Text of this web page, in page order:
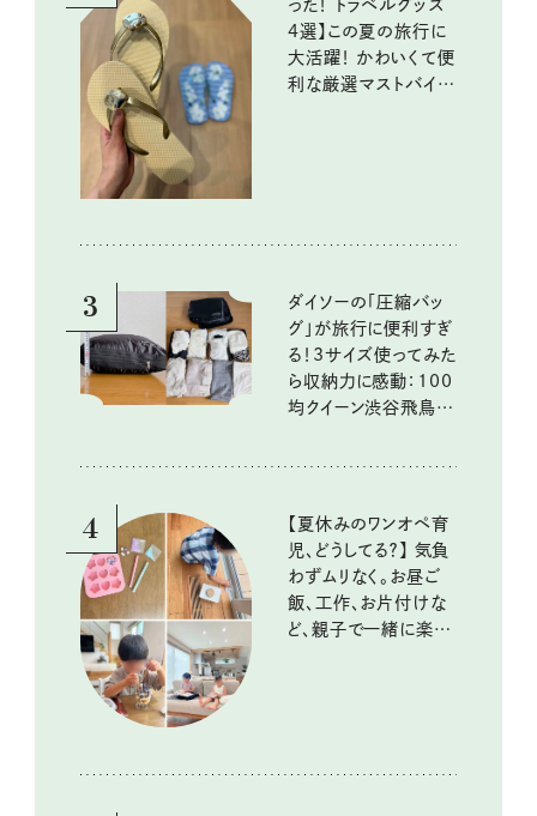
った！ トラベルグッズ
4選】この夏の旅行に
大活躍！ かわいくて便
利な厳選マストバイア
3
ダイソーの「圧縮バッ
グ」が旅行に便利すぎ
る！3サイズ使ってみた
ら収納力に感動：100
均クイーン渋谷飛鳥の
4
【夏休みのワンオペ育
児、どうしてる？】 気負
わずムリなく。お昼ご
飯、工作、お片付けな
ど、親子で一緒に楽し